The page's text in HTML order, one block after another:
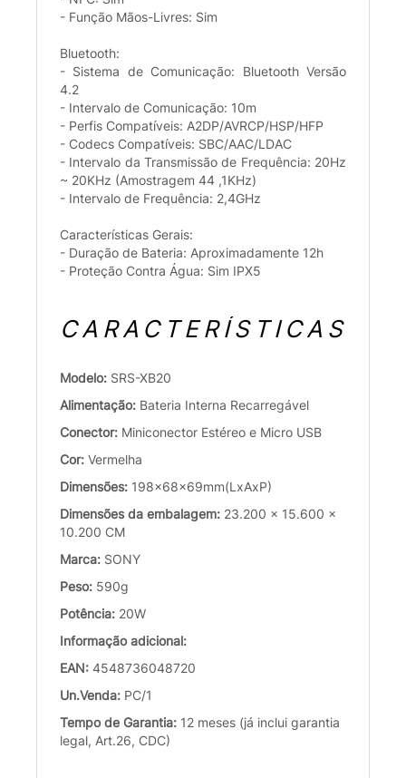
- Função Mãos-Livres: Sim
Bluetooth:
- Sistema de Comunicação: Bluetooth Versão
4.2
- Intervalo de Comunicação: 10m
- Perfis Compatíveis: A2DP/AVRCP/HSP/HFP
- Codecs Compatíveis: SBC/AAC/LDAC
- Intervalo da Transmissão de Frequência: 20Hz
~ 20KHz (Amostragem 44 ,1KHz)
- Intervalo de Frequência: 2,4GHz
Características Gerais:
- Duração de Bateria: Aproximadamente 12h
- Proteção Contra Água: Sim IPX5
CARACTERÍSTICAS
Modelo: SRS-XB20
Alimentação: Bateria Interna Recarregável
Conector: Miniconector Estéreo e Micro USB
Cor: Vermelha
Dimensões: 198x68x69mm(LxAxP)
Dimensões da embalagem: 23.200 x 15.600 x
10.200 CM
Marca: SONY
Peso: 590g
Potência: 20W
Informação adicional:
EAN: 4548736048720
Un.Venda: PC/1
Tempo de Garantia: 12 meses (já inclui garantia
legal, Art.26, CDC)